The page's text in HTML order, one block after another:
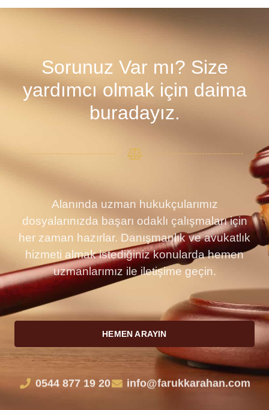
Sorunuz Var mı? Size
yardımcı olmak için daima
buradayız.
Alanında uzman hukukçularımız
dosyalarınızda başarı odaklı çalışmaları için
her zaman hazırlar. Danışmanlık ve avukatlık
hizmeti almak istediğiniz konularda hemen
uzmanlarımız ile iletişime geçin.
HEMEN ARAYIN
0544 877 19 20 info@farukkarahan.com